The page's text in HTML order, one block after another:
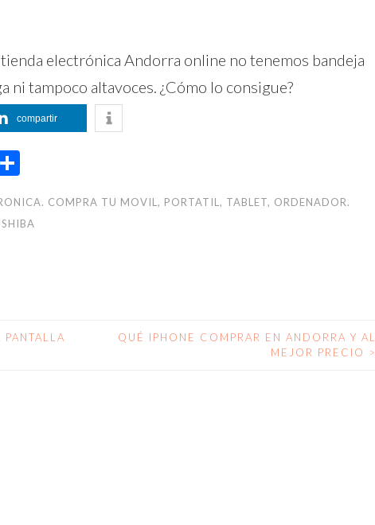
compartir
COMPRA TU MOVIL, PORTATIL, TABLET, ORDENADOR.
QUÉ IPHONE COMPRAR EN ANDORRA Y AL
MEJOR PRECIO >